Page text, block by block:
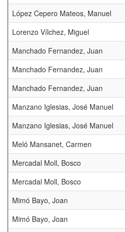
López Cepero Mateos, Manuel
Lorenzo Vílchez, Miguel
Manchado Fernandez, Juan
Manchado Fernandez, Juan
Manchado Fernandez, Juan
Manzano Iglesias, José Manuel
Manzano Iglesias, José Manuel
Meló Mansanet, Carmen
Mercadal Moll, Bosco
Mercadal Moll, Bosco
Mimó Bayo, Joan
Mimó Bayo, Joan